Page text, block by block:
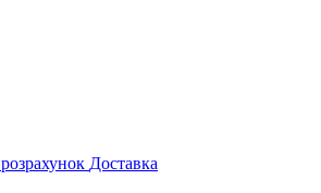
Доставка